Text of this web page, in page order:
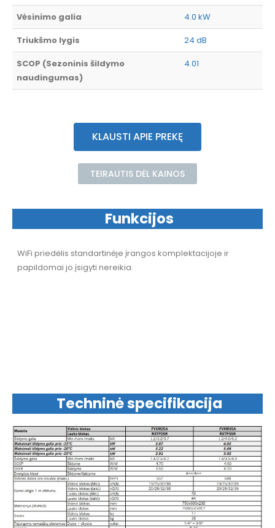
Vėsinimo galia
4.0 kW
Triukšmo lygis
24 dB
SCOP (Sezoninis šildymo
naudingumas)
4.01
KLAUSTI APIE PREKĘ
TEIRAUTIS DĖL KAINOS
Funkcijos
WiFi priedėlis standartinėje įrangos komplektacijoje ir
papildomai jo įsigyti nereikia.
Techninė specifikacija